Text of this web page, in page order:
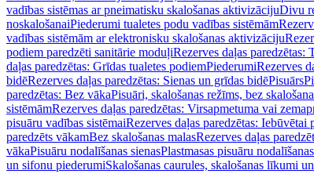
vadības sistēmas ar pneimatisku skalošanas aktivizācijuDivu
noskalošanaiPiederumi tualetes podu vadības sistēmām
vadības sistēmām ar elektronisku skalošanas aktivizāciju
podiem paredzēti sanitārie moduļiRezerves daļas paredzētas:
daļas paredzētas: Grīdas tualetes podiemPiederumiRezerves
bidēRezerves daļas paredzētas: Sienas un grīdas bidēPisuārs
paredzētas: Bez vākaPisuāri, skalošanas režīms, bez
sistēmāmRezerves daļas paredzētas: Virsapmetuma vai
pisuāru vadības sistēmaiRezerves daļas paredzētas: Iebūvētai
paredzēts vākamBez skalošanas malasRezerves daļas
vākaPisuāru nodalīšanas sienasPlastmasas pisuāru
un sifonu piederumiSkalošanas caurules, skalošanas līkumi